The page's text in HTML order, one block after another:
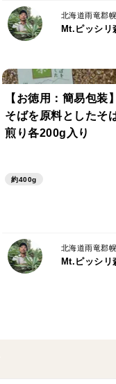
北海道雨竜郡
Mt.ピッシリ
【お徳用：簡易包装
そばを原料とした
煎り各200g入り
約400g
北海道雨竜郡
Mt.ピッシリ